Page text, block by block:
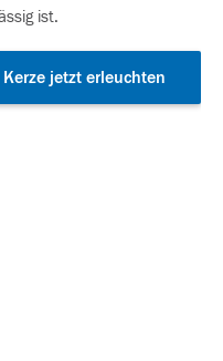
ist.
Kerze jetzt erleuchten